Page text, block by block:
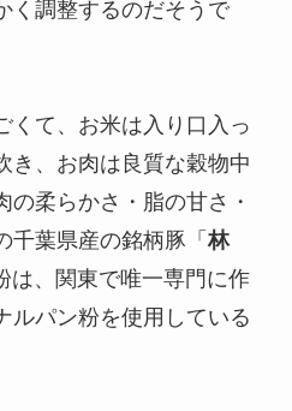
く調整するのだそうで
くて、お米は入り口入っ
き、お肉は良質な穀物中
柔らかさ・脂の甘さ・
千葉県産の銘柄豚「林
は、関東で唯一専門に作
ルパン粉を使用している